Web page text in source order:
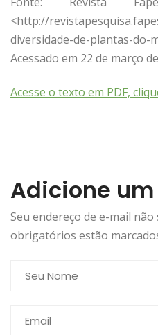
<http://
diversidade-de-plantas-do-
Acessado em 22 de março
Acesse o texto em PDF,
Adicione
Seu endereço de e-mail
obrigatórios estão